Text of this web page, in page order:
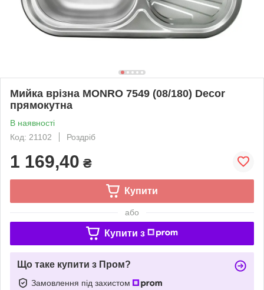
Мийка врізна MONRO 7549 (08/180) Decor
прямокутна
В наявності
Код: 21102
Роздріб
1 169,40 ₴
Купити
або
Купити з
Що таке купити з Пром?
Замовлення під захистом